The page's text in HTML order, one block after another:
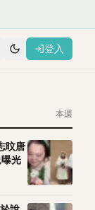
登入
本週
旼唐
光